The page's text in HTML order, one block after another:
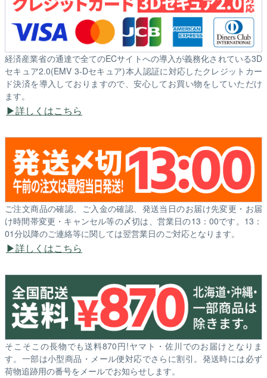
経済産業省の通達で全てのECサイトへの導入が義務化されている3D
セキュア2.0(EMV 3-Dセキュア)本人認証に対応したクレジットカー
ド決済を導入しておりますので、安心してお買い物をしていただけ
ます。
詳しくはこちら
ご注文商品の確認、ご入金の確認、発送当日のお届け先変更・お届
け時間帯変更・キャンセル等の〆切は、営業日の13：00です。13：
01分以降のご連絡等に関しては翌営業日のご対応となります。
詳しくはこちら
そこそこの長物でも送料870円!ヤマト・佐川でのお届けとなりま
す。一部は小型商品・メール便対応でさらに割引。発送時には必ず
荷物追跡用の番号をメールでお知らせします。